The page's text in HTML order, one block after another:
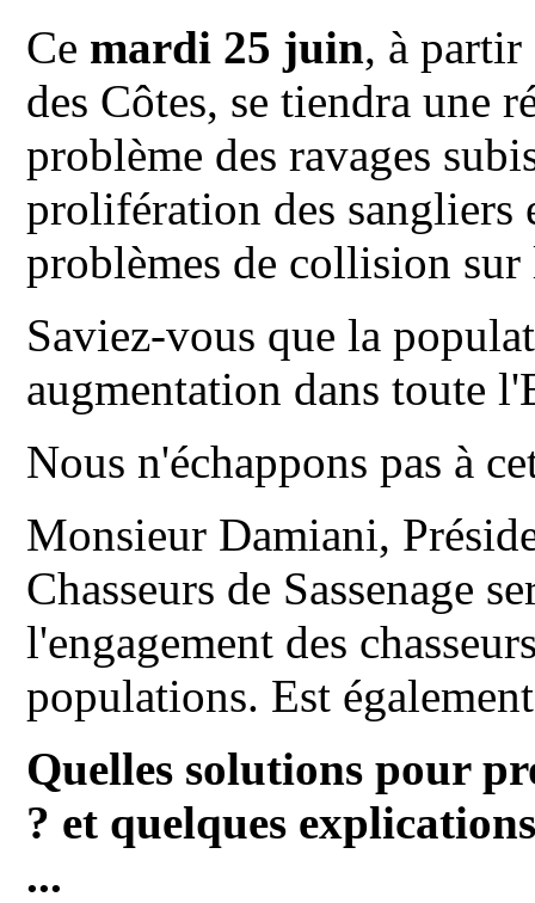
Ce mardi 25 juin, à partir
des Côtes, se tiendra une
problème des ravages
prolifération des sangliers
problèmes de collision sur
Saviez-vous que la
augmentation dans toute
Nous n'échappons pas à
Monsieur Damiani,
Chasseurs de Sassenage
l'engagement des
populations. Est
Quelles solutions pour
? et quelques
...